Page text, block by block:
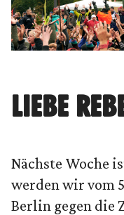
LIEBE
Nächste Woche
werden wir vom
Berlin gegen die